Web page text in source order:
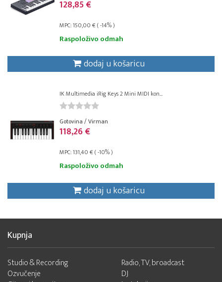
128,85 €
MPC: 150,00 € ( -14% )
Raspoloživo odmah
dodaj u košaricu
IK Multimedia iRig Keys 2 Mini MIDI kon...
Gotovina / Virman
118,26 €
MPC: 131,40 € ( -10% )
Raspoloživo odmah
dodaj u košaricu
Kupnja
Studio & Recording
Ozvučenje
Radio, TV, broadcast
DJ